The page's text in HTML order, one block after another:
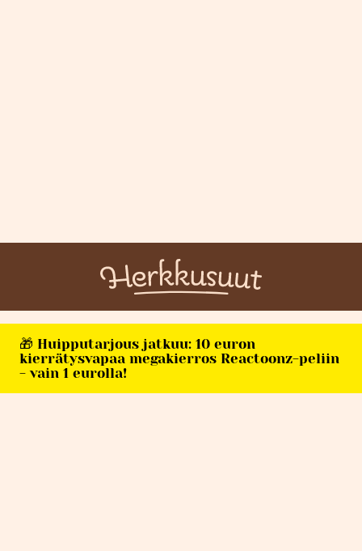
🎁 Huipputarjous jatkuu: 10 euron
kierrätysvapaa megakierros Reactoonz-peliin
- vain 1 eurolla!